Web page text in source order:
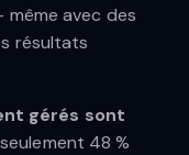
avec des
résultats
gérés sont
48 %